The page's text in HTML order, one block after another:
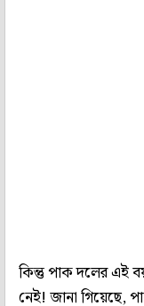
কিন্তু পাক দলের এই
নেই! জানা গিয়েছে,